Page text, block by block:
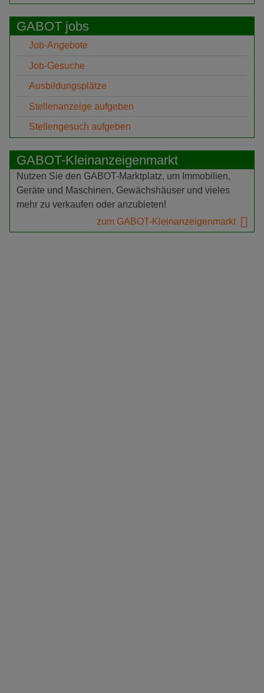
GABOT jobs
Job-Angebote
Job-Gesuche
Ausbildungsplätze
Stellenanzeige aufgeben
Stellengesuch aufgeben
GABOT-Kleinanzeigenmarkt
Nutzen Sie den GABOT-Marktplatz, um Immobilien,
Geräte und Maschinen, Gewächshäuser und vieles
mehr zu verkaufen oder anzubieten!
zum GABOT-Kleinanzeigenmarkt